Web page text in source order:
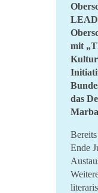
LiO bei
Im
Umsonst
mit
Kultur
das
Ende